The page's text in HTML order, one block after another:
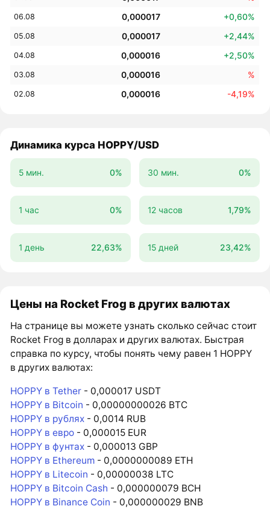
06.08 0,000017 +0,60%
05.08 0,000017 +2,44%
04.08 0,000016 +2,50%
03.08 0,000016 %
02.08 0,000016 -4,19%
Динамика курса HOPPY/USD
5 мин. 0% 30 мин. 0%
1 час 0% 12 часов 1,79%
1 день 22,63% 15 дней 23,42%
Цены на Rocket Frog в других валютах
На странице вы можете узнать сколько сейчас стоит
Rocket Frog в долларах и других валютах. Быстрая
справка по курсу, чтобы понять чему равен 1 HOPPY
в других валютах:
HOPPY в Tether - 0,000017 USDT
HOPPY в Bitcoin - 0,00000000026 BTC
HOPPY в рублях - 0,0014 RUB
HOPPY в евро - 0,000015 EUR
HOPPY в фунтах - 0,000013 GBP
HOPPY в Ethereum - 0,0000000089 ETH
HOPPY в Litecoin - 0,00000038 LTC
HOPPY в Bitcoin Cash - 0,000000079 BCH
HOPPY в Binance Coin - 0,000000029 BNB